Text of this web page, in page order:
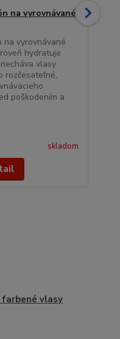
na vyrovnávané
na vyrovnávané
hydratuje
vlasy
rozčesateľné,
poškodením a
skladom
farbené vlasy